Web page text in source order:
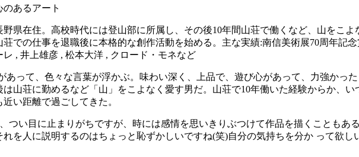
あるアート
県在住。高校時代には登山部に所属し、その後10年間山荘で働くなど、山をこ
での仕事を退職後に本格的な創作活動を始める。主な実績:南信美術展70周年記
, 井上雄彦 , 松本大洋 , クロード・モネなど
あって、色々な言葉が浮かぶ。味わい深く、上品で、遊び心があって、力強かっ
山荘に勤めるなど「山」をこよなく愛す男だ。山荘で10年働いた経験からか、
い距離で過ごしてきた。
つい目に止まりがちですが、時には感情を思いきりぶつけて作品を描くこともある
れを人に説明するのはちょっと恥ずかしいですね(笑)自分の気持ちを分か って欲